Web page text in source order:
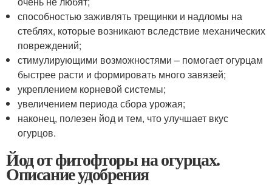
способностью заживлять трещинки и надломы на
стеблях, которые возникают вследствие механических
повреждений;
стимулирующими возможностями – помогает огурцам
быстрее расти и формировать много завязей;
укреплением корневой системы;
увеличением периода сбора урожая;
наконец, полезен йод и тем, что улучшает вкус
огурцов.
Йод от фитофторы на огурцах.
Описание удобрения